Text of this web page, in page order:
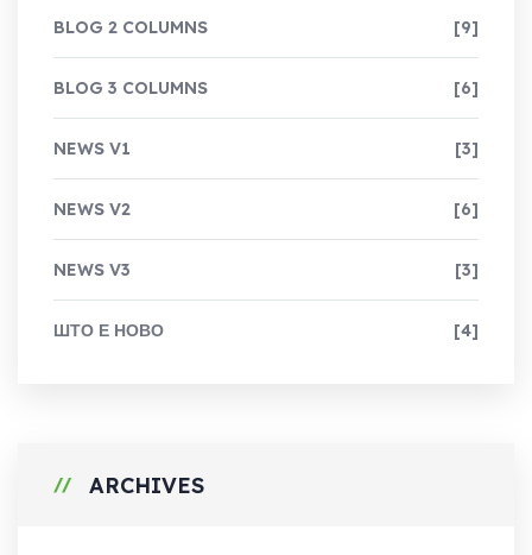
BLOG 2 COLUMNS [9]
BLOG 3 COLUMNS [6]
NEWS V1 [3]
NEWS V2 [6]
NEWS V3 [3]
ШТО Е НОВО [4]
ARCHIVES